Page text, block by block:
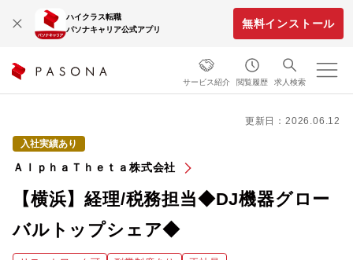
ハイクラス転職
パソナキャリア公式アプリ
無料インストール
サービス紹介 閲覧履歴 求人検索
更新日：2026.06.12
入社実績あり
ＡｌｐｈａＴｈｅｔａ株式会社
【横浜】経理/税務担当◆DJ機器グロー
バルトップシェア◆